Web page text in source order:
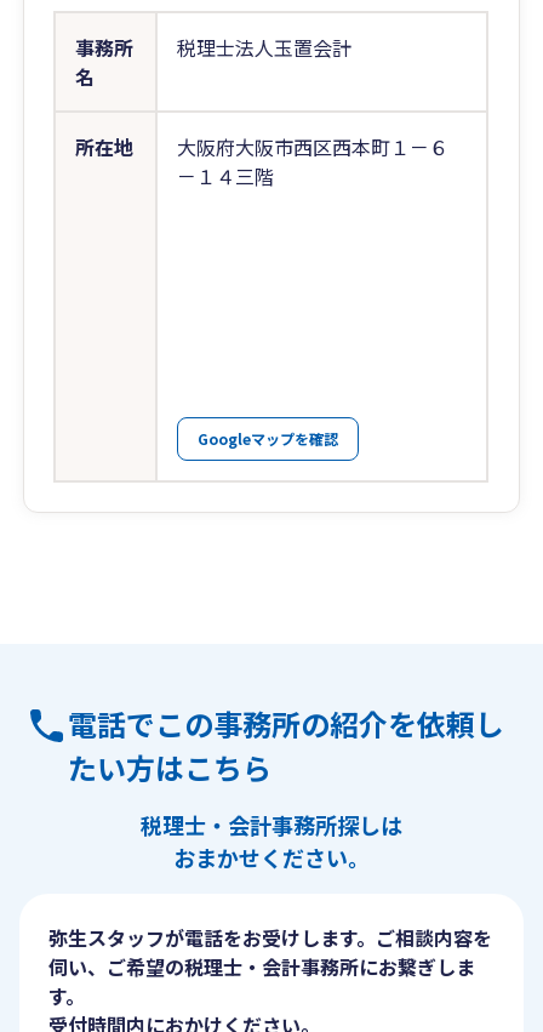
事務所
名
税理士法人玉置会計
所在地
大阪府大阪市西区西本町１－６
－１４三階
Googleマップを確認
電話でこの事務所の紹介を依頼し
たい方はこちら
税理士・会計事務所探しは
おまかせください。
弥生スタッフが電話をお受けします。ご相談内容を
伺い、ご希望の税理士・会計事務所にお繋ぎしま
す。
受付時間内におかけください。